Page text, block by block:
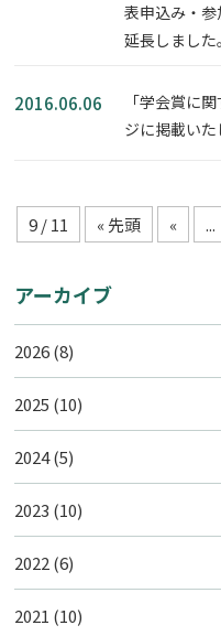
アーカイブ
2026(8)
2025 (10)
2024(5)
2023 (10)
2022 (6)
2021 (10)
表申込み・
延長しました。
2016.06.06
「学会賞に
ジに掲載いた
9 / 11 « 先頭 « ...